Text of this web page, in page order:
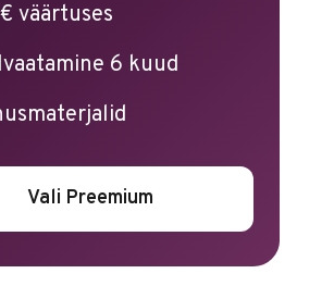
väärtuses
6 kuud
Vali Preemium